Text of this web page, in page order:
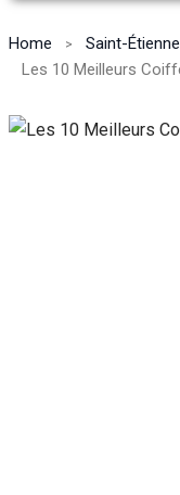
Home
Saint-Étienne
Les 10 Meilleurs